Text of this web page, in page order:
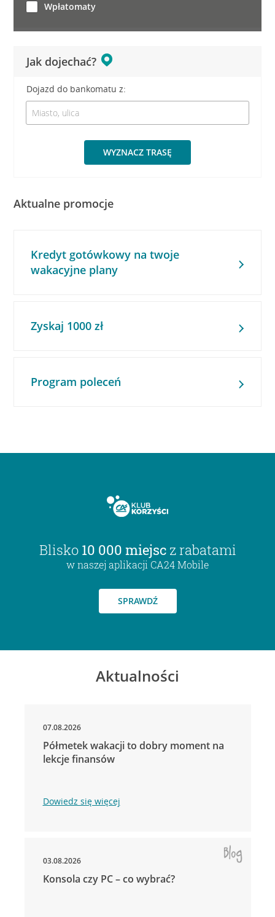
Jak dojechać?
Dojazd do bankomatu z:
WYZNACZ TRASĘ
Wpłatomaty
Aktualne promocje
Kredyt gotówkowy na twoje
wakacyjne plany
Zyskaj 1000 zł
Program poleceń
Blisko 10 000 miejsc z rabatami
w naszej aplikacji CA24 Mobile
SPRAWDŹ
Aktualności
07.08.2026
Półmetek wakacji to dobry moment na
lekcje finansów
Dowiedz się więcej
03.08.2026
Konsola czy PC – co wybrać?